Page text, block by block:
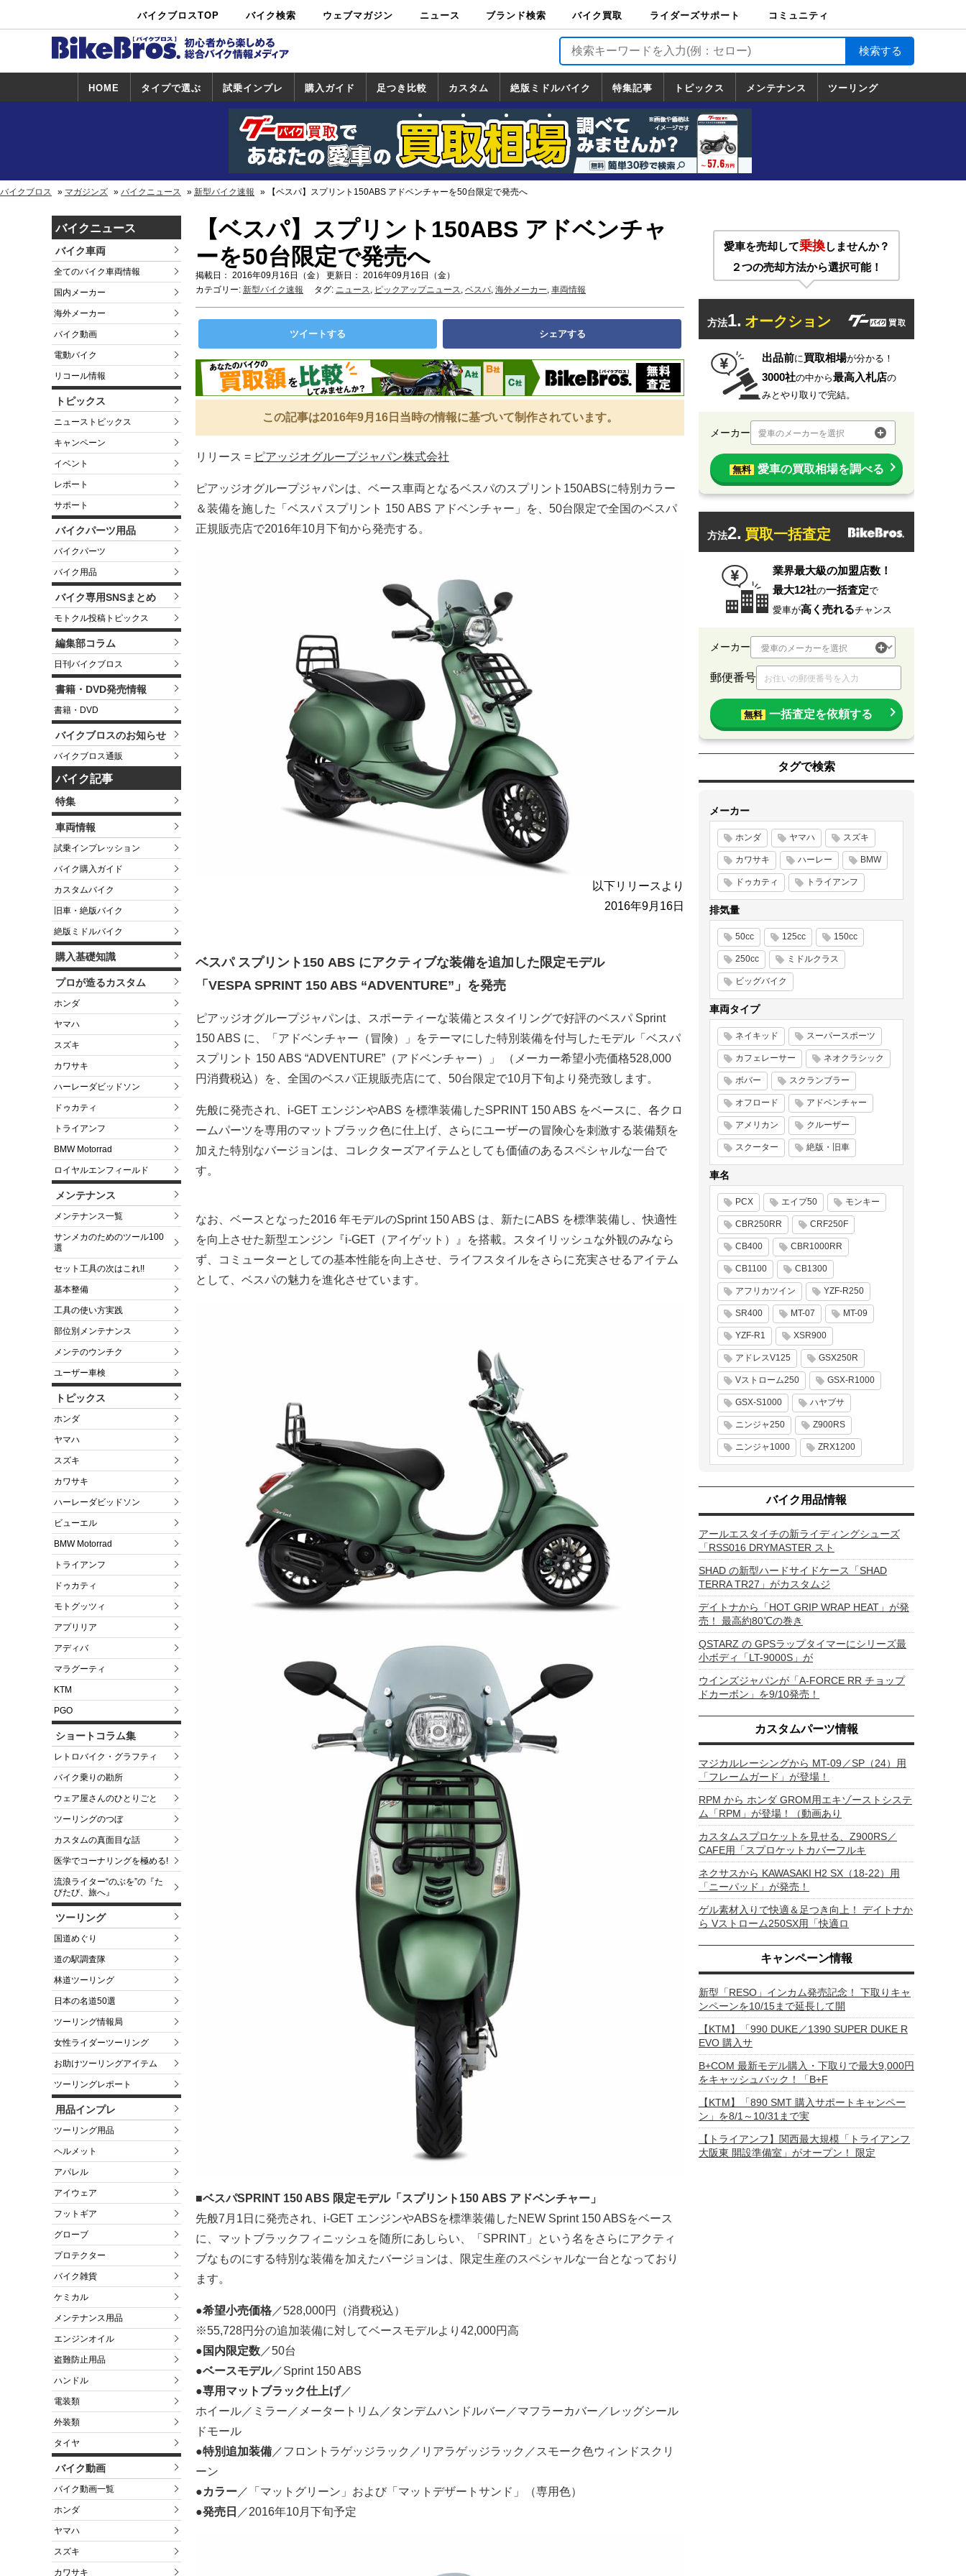
バイクブロスTOP バイク検索
中古バイ
ク・新車検
カタログ検
索
ショップ検
索
ウェブマガジン ニュース ブランド検索 バイク買取
バイク買取
ライダーズサポート
ライダーズサポート
TOP
バイク輸送
バイクガレージライ
フ
バイク車両保険
ロードサービス
バイク試乗
コミュニティ
HOME タイプで選ぶ 試乗インプレ
試乗インプレ
一覧
ホンダ
ヤマハ
スズキ
カワサキ
ハーレー
BMW
トライアンフ
ドゥカティ
購入ガイド
一覧
足つき比較 カスタム
カスタム
一覧
ホンダ
ヤマハ
スズキ
カワサキ
絶版ミドルバイク
絶版ミドルバイク
一覧
ホンダ
ヤマハ
スズキ
カワサキ
特集記事 トピックス
トピックス
一覧
ホンダ
ヤマハ
スズキ
カワサキ
ハーレーダ
ビッドソン
BMW
ドゥカティ
トライアン
フ
メンテナンス ツーリング
道の駅調査隊
ツーリング情報局
日本の道50選
国道めぐり
林道ツーリング
バイクブロス マガジンズ バイクニュース 新型バイク速報 【ベスパ】スプリント150ABS アドベンチャーを50台限定で発売へ
バイクニュース
バイク車両
全てのバイク車両情報
国内メーカー
海外メーカー
バイク動画
電動バイク
リコール情報
トピックス
ニューストピックス
キャンペーン
イベント
レポート
サポート
バイクパーツ用品
バイクパーツ
バイク用品
バイク専用SNSまとめ
モトクル投稿トピックス
編集部コラム
日刊バイクブロス
書籍・DVD発売情報
書籍・DVD
バイクブロスのお知らせ
バイクブロス通販
バイク記事
特集
車両情報
試乗インプレッション
バイク購入ガイド
カスタムバイク
旧車・絶版バイク
絶版ミドルバイク
購入基礎知識
プロが造るカスタム
ホンダ
ヤマハ
スズキ
カワサキ
ハーレーダビッドソン
ドゥカティ
トライアンフ
BMW Motorrad
ロイヤルエンフィールド
メンテナンス
メンテナンス一覧
サンメカのためのツール100
選
セット工具の次はこれ!!
基本整備
工具の使い方実践
部位別メンテナンス
メンテのウンチク
ユーザー車検
トピックス
ホンダ
ヤマハ
スズキ
カワサキ
ハーレーダビッドソン
ビューエル
BMW Motorrad
トライアンフ
ドゥカティ
モトグッツィ
アプリリア
アディバ
マラグーティ
KTM
PGO
ショートコラム集
レトロバイク・グラフティ
バイク乗りの勘所
ウェア屋さんのひとりごと
ツーリングのつぼ
カスタムの真面目な話
医学でコーナリングを極める!
流浪ライター“のぶを”の『た
びたび、旅へ』
ツーリング
国道めぐり
道の駅調査隊
林道ツーリング
日本の名道50選
ツーリング情報局
女性ライダーツーリング
お助けツーリングアイテム
ツーリングレポート
用品インプレ
ツーリング用品
ヘルメット
アパレル
アイウェア
フットギア
グローブ
プロテクター
バイク雑貨
ケミカル
メンテナンス用品
エンジンオイル
盗難防止用品
ハンドル
電装類
外装類
タイヤ
バイク動画
バイク動画一覧
ホンダ
ヤマハ
スズキ
カワサキ
【ベスパ】スプリント150ABS アドベンチャ
ーを50台限定で発売へ
掲載日： 2016年09月16日（金） 更新日： 2016年09月16日（金）
カテゴリー: 新型バイク速報 タグ: ニュース, ピックアップニュース, ベスパ, 海外メーカー, 車両情報
ツイートする シェアする
この記事は2016年9月16日当時の情報に基づいて制作されています。
リリース = ピアッジオグループジャパン株式会社
ピアッジオグループジャパンは、ベース車両となるベスパのスプリント150ABSに特別カラー
＆装備を施した「ベスパ スプリント 150 ABS アドベンチャー」を、50台限定で全国のベスパ
正規販売店で2016年10月下旬から発売する。
以下リリースより
2016年9月16日
ベスパ スプリント150 ABS にアクティブな装備を追加した限定モデル
「VESPA SPRINT 150 ABS “ADVENTURE”」を発売
ピアッジオグループジャパンは、スポーティーな装備とスタイリングで好評のベスパ Sprint
150 ABS に、「アドベンチャー（冒険）」をテーマにした特別装備を付与したモデル「ベスパ
スプリント 150 ABS “ADVENTURE”（アドベンチャー）」 （メーカー希望小売価格528,000
円消費税込）を、全国のベスパ正規販売店にて、50台限定で10月下旬より発売致します。
先般に発売され、i-GET エンジンやABS を標準装備したSPRINT 150 ABS をベースに、各クロ
ームパーツを専用のマットブラック色に仕上げ、さらにユーザーの冒険心を刺激する装備類を
加えた特別なバージョンは、コレクターズアイテムとしても価値のあるスペシャルな一台で
す。
なお、ベースとなった2016 年モデルのSprint 150 ABS は、新たにABS を標準装備し、快適性
を向上させた新型エンジン『i-GET（アイゲット）』を搭載。スタイリッシュな外観のみなら
ず、コミューターとしての基本性能を向上させ、ライフスタイルをさらに充実させるアイテム
として、ベスパの魅力を進化させています。
■ベスパSPRINT 150 ABS 限定モデル「スプリント150 ABS アドベンチャー」
先般7月1日に発売され、i-GET エンジンやABSを標準装備したNEW Sprint 150 ABSをベース
に、マットブラックフィニッシュを随所にあしらい、「SPRINT」という名をさらにアクティ
ブなものにする特別な装備を加えたバージョンは、限定生産のスペシャルな一台となっており
ます。
●希望小売価格 ／528,000円（消費税込）
※55,728円分の追加装備に対してベースモデルより42,000円高
●国内限定数 ／50台
●ベースモデル／Sprint 150 ABS
●専用マットブラック仕上げ／
ホイール／ミラー／メータートリム／タンデムハンドルバー／マフラーカバー／レッグシール
ドモール
●特別追加装備 ／フロントラゲッジラック／リアラゲッジラック／スモーク色ウィンドスクリ
ーン
●カラー ／「マットグリーン」および「マットデザートサンド」（専用色）
●発売日 ／2016年10月下旬予定
愛車を売却して乗換しませんか？
２つの売却方法から選択可能！
方法1. オークション
出品前に買取相場が分かる！
3000社の中から最高入札店の
みとやり取りで完結。
メーカー 愛車のメーカーを選択
無料 愛車の買取相場を調べる
方法2. 買取一括査定
業界最大級の加盟店数！
最大12社の一括査定で
愛車が高く売れるチャンス
メーカー
郵便番号
無料 一括査定を依頼する
タグで検索
メーカー
ホンダ ヤマハ スズキ
カワサキ ハーレー BMW
ドゥカティ トライアンフ
排気量
50cc 125cc 150cc
250cc ミドルクラス
ビッグバイク
車両タイプ
ネイキッド スーパースポーツ
カフェレーサー ネオクラシック
ボバー スクランブラー
オフロード アドベンチャー
アメリカン クルーザー
スクーター 絶版・旧車
車名
PCX エイプ50 モンキー
CBR250RR CRF250F
CB400 CBR1000RR
CB1100 CB1300
アフリカツイン YZF-R250
SR400 MT-07 MT-09
YZF-R1 XSR900
アドレスV125 GSX250R
Vストローム250 GSX-R1000
GSX-S1000 ハヤブサ
ニンジャ250 Z900RS
ニンジャ1000 ZRX1200
バイク用品情報
アールエスタイチの新ライディングシューズ
「RSS016 DRYMASTER スト
SHAD の新型ハードサイドケース「SHAD
TERRA TR27」がカスタムジ
デイトナから「HOT GRIP WRAP HEAT」が発
売！ 最高約80℃の巻き
QSTARZ の GPSラップタイマーにシリーズ最
小ボディ「LT-9000S」が
ウインズジャパンが「A-FORCE RR チョップ
ドカーボン」を9/10発売！
カスタムパーツ情報
マジカルレーシングから MT-09／SP（24）用
「フレームガード」が登場！
RPM から ホンダ GROM用エキゾーストシステ
ム「RPM」が登場！（動画あり
カスタムスプロケットを見せる、Z900RS／
CAFE用「スプロケットカバーフルキ
ネクサスから KAWASAKI H2 SX（18-22）用
「ニーパッド」が発売！
ゲル素材入りで快適＆足つき向上！ デイトナか
ら Vストローム250SX用「快適ロ
キャンペーン情報
新型「RESO」インカム発売記念！ 下取りキャ
ンペーンを10/15まで延長して開
【KTM】「990 DUKE／1390 SUPER DUKE R
EVO 購入サ
B+COM 最新モデル購入・下取りで最大9,000円
をキャッシュバック！「B+F
【KTM】「890 SMT 購入サポートキャンペー
ン」を8/1～10/31まで実
【トライアンフ】関西最大規模「トライアンフ
大阪東 開設準備室」がオープン！ 限定